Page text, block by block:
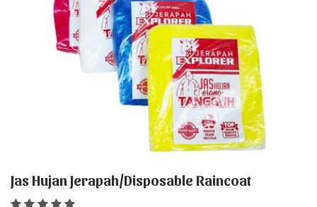
Jas Hujan Jerapah/Disposable Raincoat